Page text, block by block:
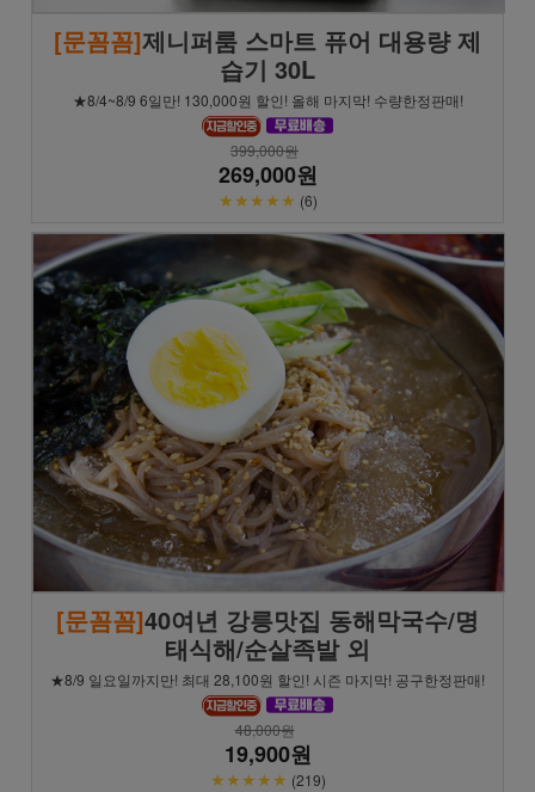
[문꼼꼼]제니퍼룸 스마트 퓨어 대용량 제
습기 30L
★8/4~8/9 6일만! 130,000원 할인! 올해 마지막! 수량한정판매!
399,000원
269,000원
★★★★★ (6)
[문꼼꼼]40여년 강릉맛집 동해막국수/명
태식해/순살족발 외
★8/9 일요일까지만! 최대 28,100원 할인! 시즌 마지막! 공구한정판매!
48,000원
19,900원
★★★★★ (219)